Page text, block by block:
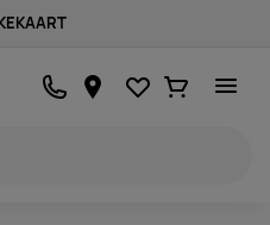
Lemmikud
Ostukorv